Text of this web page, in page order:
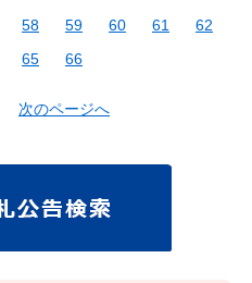
58 59 60 61
62
65 66
次のページへ